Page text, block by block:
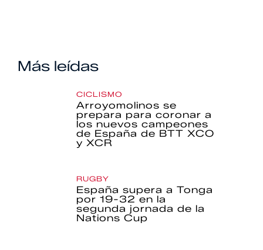
Más leídas
CICLISMO
Arroyomolinos se
prepara para coronar a
los nuevos campeones
de España de BTT XCO
y XCR
RUGBY
España supera a Tonga
por 19-32 en la
segunda jornada de la
Nations Cup